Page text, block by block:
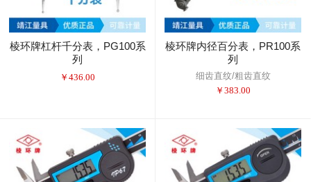
棱环牌杠杆千分表，PG100系
列
￥ 436.00
棱环牌内径百分表，PR100系
列
细齿直纹/粗齿直纹
￥ 383.00